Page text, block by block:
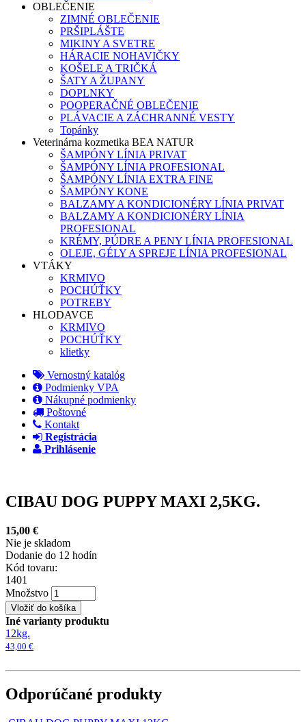
OBLEČENIE
ZIMNÉ OBLEČENIE
PRŠIPLÁŠTE
MIKINY A SVETRE
HÁRACIE NOHAVIČKY
KOŠELE A TRIČKÁ
ŠATY A ŽUPANY
DOPLNKY
POOPERAČNÉ OBLEČENIE
PLÁVACIE A ZÁCHRANNÉ VESTY
Topánky
Veterinárna kozmetika BEA NATUR
ŠAMPÓNY LÍNIA PRIVAT
ŠAMPÓNY LÍNIA PROFESIONAL
ŠAMPÓNY LÍNIA EXTRA FINE
ŠAMPÓNY KONE
BALZAMY A KONDICIONÉRY LÍNIA PRIVAT
BALZAMY A KONDICIONÉRY LÍNIA
PROFESIONAL
KRÉMY, PÚDRE A PENY LÍNIA PROFESIONAL
OLEJE, GÉLY A SPREJE LÍNIA PROFESIONAL
VTÁKY
KRMIVO
POCHÚŤKY
POTREBY
HLODAVCE
KRMIVO
POCHÚŤKY
klietky
Vernostný katalóg
Podmienky VPA
Nákupné podmienky
Poštovné
Kontakt
Registrácia
Prihlásenie
CIBAU DOG PUPPY MAXI 2,5KG.
15,00 €
Nie je skladom
Dodanie do 12 hodín
Kód tovaru:
1401
Množstvo
Iné varianty produktu
12kg.
43,00 €
Odporúčané produkty